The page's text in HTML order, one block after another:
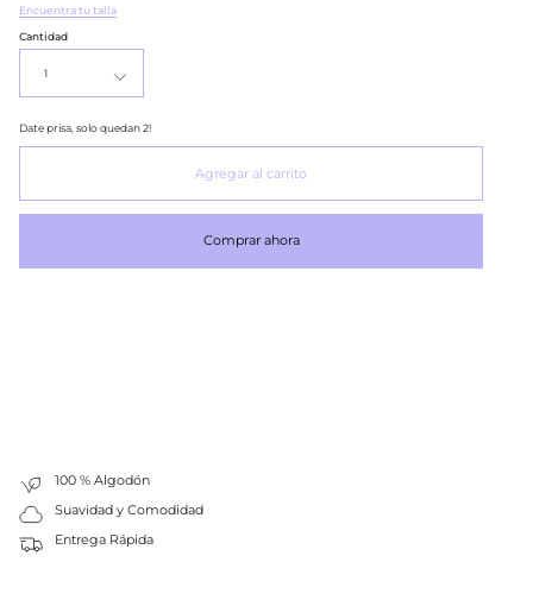
Encuentra tu talla
Cantidad
1
Date prisa, solo quedan2!
Agregar al carrito
Comprar ahora
100 % Algodón
Suavidad y Comodidad
Entrega Rápida